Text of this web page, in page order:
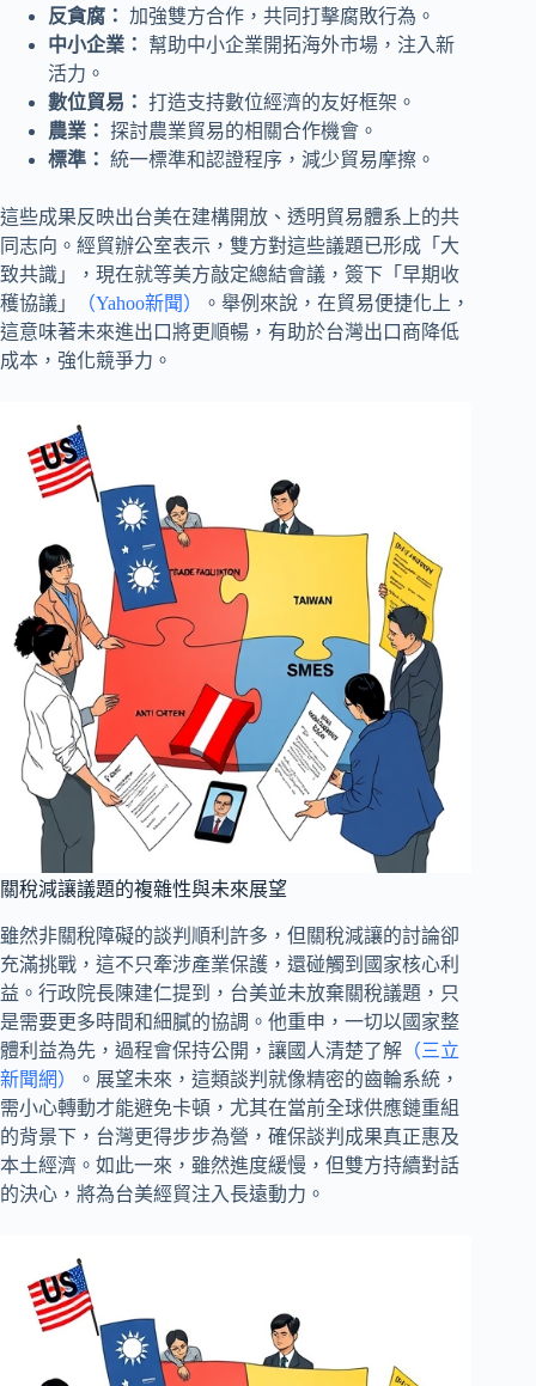
反貪腐： 加強雙方合作，共同打擊腐敗行為。
中小企業：
幫助中小企業開拓海外市場，注入新
活力。
數位貿易： 打造支持數位經濟的友好框架。
農業： 探討農業貿易的相關合作機會。
標準： 統一標準和認證程序，減少貿易摩擦。
這些成果反映出台美在建構開放、透明貿易體系上的共
同志向。經貿辦公室表示，雙方對這些議題已形成「大
致共識」，現在就等美方敲定總結會議，簽下「早期收
穫協議」
（Yahoo新聞）
。舉例來說，在貿易便捷化上，
這意味著未來進出口將更順暢，有助於台灣出口商降低
成本，強化競爭力。
關稅減讓議題的複雜性與未來展望
雖然非關稅障礙的談判順利許多，但關稅減讓的討論卻
充滿挑戰，這不只牽涉產業保護，還碰觸到國家核心利
益。行政院長陳建仁提到，台美並未放棄關稅議題，只
是需要更多時間和細膩的協調。他重申，一切以國家整
體利益為先，過程會保持公開，讓國人清楚了解 （三立
新聞網）
。展望未來，這類談判就像精密的齒輪系統，
需小心轉動才能避免卡頓，尤其在當前全球供應鏈重組
的背景下，台灣更得步步為營，確保談判成果真正惠及
本土經濟。如此一來，雖然進度緩慢，但雙方持續對話
的決心，將為台美經貿注入長遠動力。